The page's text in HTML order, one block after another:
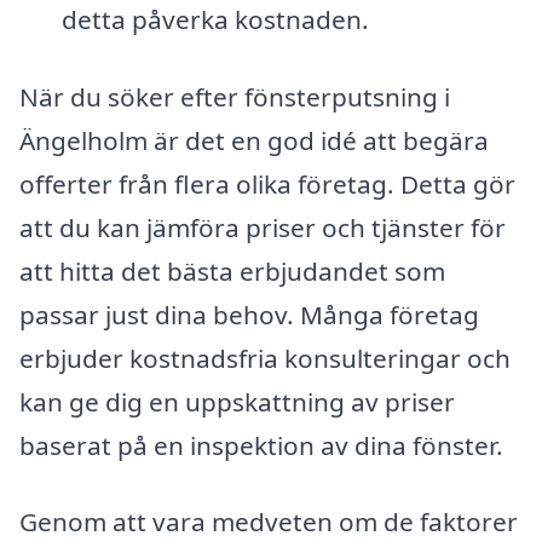
detta påverka kostnaden.
När du söker efter fönsterputsning i
Ängelholm är det en god idé att begära
offerter från flera olika företag. Detta gör
att du kan jämföra priser och tjänster för
att hitta det bästa erbjudandet som
passar just dina behov. Många företag
erbjuder kostnadsfria konsulteringar och
kan ge dig en uppskattning av priser
baserat på en inspektion av dina fönster.
Genom att vara medveten om de faktorer